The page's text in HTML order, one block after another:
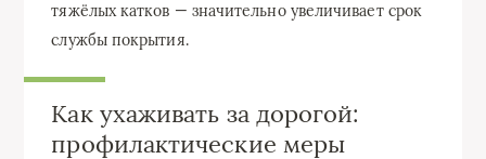
тяжёлых катков — значительно увеличивает срок
службы покрытия.
Как ухаживать за дорогой:
профилактические меры